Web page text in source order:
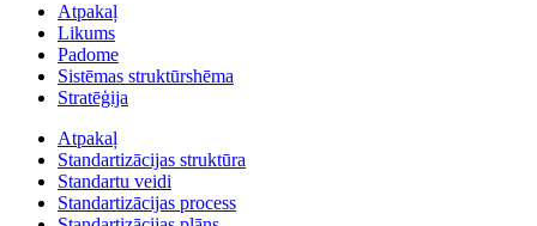
Atpakaļ
Likums
Padome
Sistēmas struktūrshēma
Stratēģija
Atpakaļ
Standartizācijas struktūra
Standartu veidi
Standartizācijas process